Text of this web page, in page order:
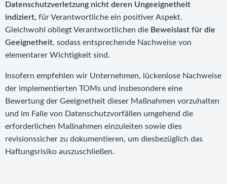
Datenschutzverletzung nicht deren Ungeeignetheit
indiziert, für Verantwortliche ein positiver Aspekt.
Gleichwohl obliegt Verantwortlichen die Beweislast für die
Geeignetheit, sodass entsprechende Nachweise von
elementarer Wichtigkeit sind.
Insofern empfehlen wir Unternehmen, lückenlose Nachweise
der implementierten TOMs und insbesondere eine
Bewertung der Geeignetheit dieser Maßnahmen vorzuhalten
und im Falle von Datenschutzvorfällen umgehend die
erforderlichen Maßnahmen einzuleiten sowie dies
revisionssicher zu dokumentieren, um diesbezüglich das
Haftungsrisiko auszuschließen.